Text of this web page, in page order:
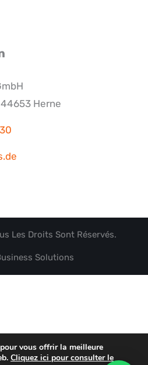
Herne
Les Droits Sont Réservés.
Solutions
vous offrir la meilleure
Cliquez ici pour consulter le